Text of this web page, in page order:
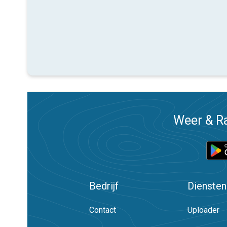
Weer &
Bedrijf
Contact
Diensten
Uploader